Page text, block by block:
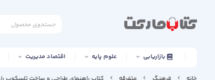
بازاریابی علوم پایه اقتصاد مدیریت